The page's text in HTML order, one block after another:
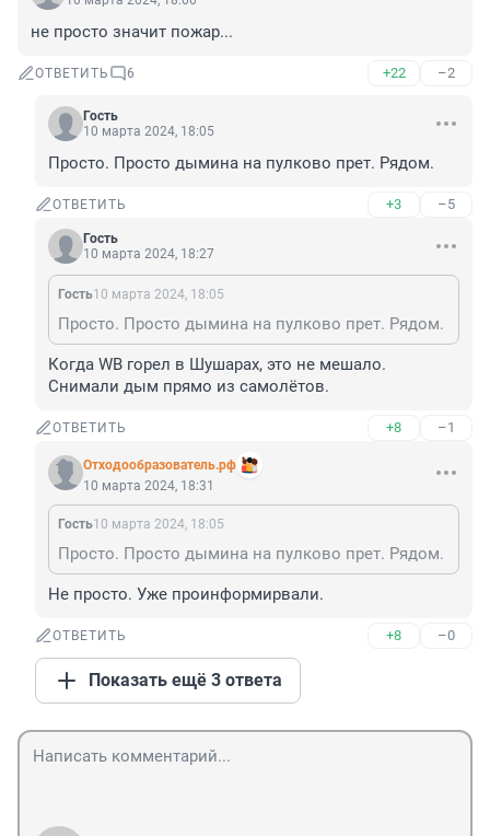
не просто значит пожар...
ОТВЕТИТЬ 6 +22 –2
Гость
10 марта 2024, 18:05
Просто. Просто дымина на пулково прет. Рядом.
ОТВЕТИТЬ +3 –5
Гость
10 марта 2024, 18:27
Гость10 марта 2024, 18:05
Просто. Просто дымина на пулково прет. Рядом.
Когда WB горел в Шушарах, это не мешало.
Снимали дым прямо из самолётов.
ОТВЕТИТЬ +8 –1
Отходообразователь.рф
10 марта 2024, 18:31
Гость10 марта 2024, 18:05
Просто. Просто дымина на пулково прет. Рядом.
Не просто. Уже проинформирвали.
ОТВЕТИТЬ +8 –0
Показать ещё 3 ответа